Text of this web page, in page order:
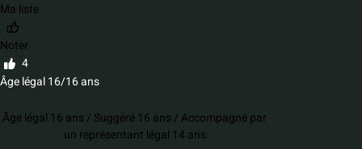
Ma liste
Noter
4
Âge légal 16/16 ans
Âge légal 16 ans / Suggéré 16 ans / Accompagné par
un représentant légal 14 ans